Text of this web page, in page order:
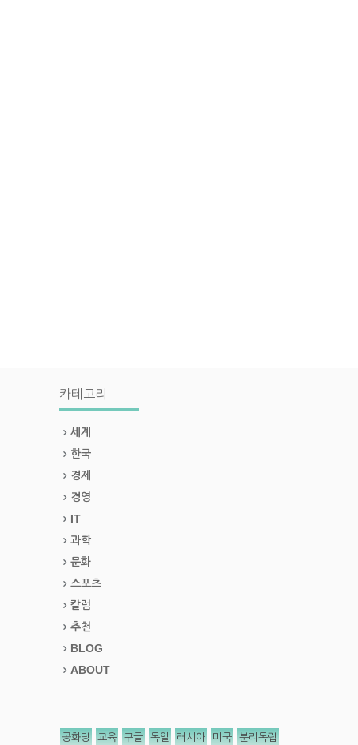
카테고리
세계
한국
경제
경영
IT
과학
문화
스포츠
칼럼
추천
BLOG
ABOUT
공화당 교육 구글 독일 러시아 미국 분리독립